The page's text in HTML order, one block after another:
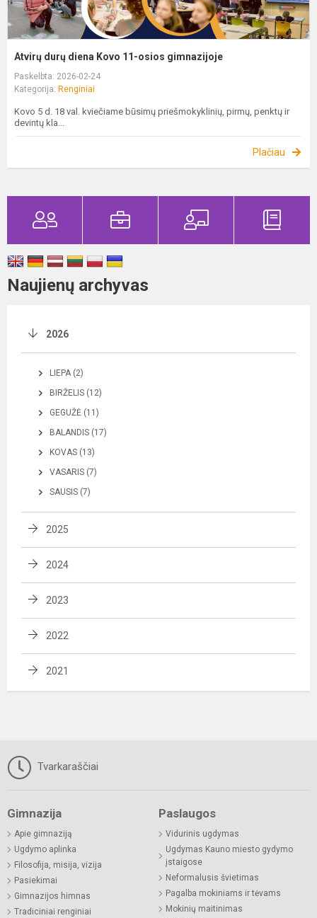
Atvirų durų diena Kovo 11-osios gimnazijoje
Paskelbta: 2026-02-24
Kategorija: Renginiai
Kovo 5 d. 18 val. kviečiame būsimų priešmokyklinių, pirmų, penktų ir
devintų kla...
Plačiau
Naujienų archyvas
2026
LIEPA (2)
BIRŽELIS (12)
GEGUŽĖ (11)
BALANDIS (17)
KOVAS (13)
VASARIS (7)
SAUSIS (7)
2025
2024
2023
2022
2021
Tvarkaraščiai
Gimnazija
Apie gimnaziją
Ugdymo aplinka
Filosofija, misija, vizija
Pasiekimai
Gimnazijos himnas
Tradiciniai renginiai
Paslaugos
Vidurinis ugdymas
Ugdymas Kauno miesto gydymo
įstaigose
Neformalusis švietimas
Pagalba mokiniams ir tėvams
Mokinių maitinimas